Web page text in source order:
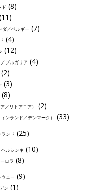
ド (8)
／ベルギー(7)
(4)
(12)
ブルガリア (4)
(3)
(8)
／リトアニア） (2)
ンランド／デンマーク） (33)
ンド (25)
ルシンキ (10)
ロラ (8)
ェー(9)
ン (1)